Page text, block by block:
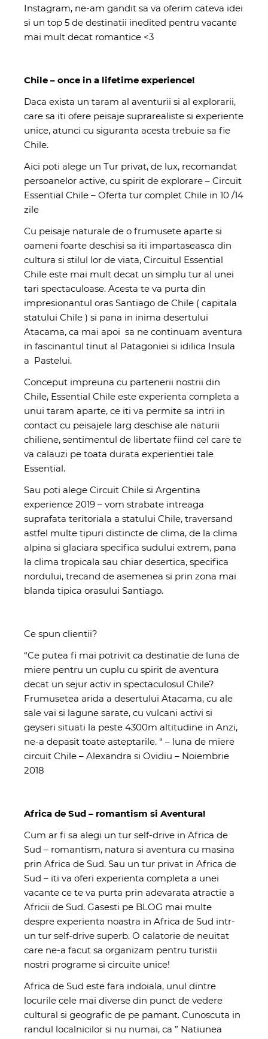
Instagram, ne-am gandit sa va oferim cateva idei
si un top 5 de destinatii inedited pentru vacante
mai mult decat romantice <3
Chile – once in a lifetime experience!
Daca exista un taram al aventurii si al explorarii,
care sa iti ofere peisaje suprarealiste si experiente
unice, atunci cu siguranta acesta trebuie sa fie
Chile.
Aici poti alege un Tur privat, de lux, recomandat
persoanelor active, cu spirit de explorare – Circuit
Essential Chile – Oferta tur complet Chile in 10 /14
zile
Cu peisaje naturale de o frumusete aparte si
oameni foarte deschisi sa iti impartaseasca din
cultura si stilul lor de viata, Circuitul Essential
Chile este mai mult decat un simplu tur al unei
tari spectaculoase. Acesta te va purta din
impresionantul oras Santiago de Chile ( capitala
statului Chile ) si pana in inima desertului
Atacama, ca mai apoi sa ne continuam aventura
in fascinantul tinut al Patagoniei si idilica Insula
a Pastelui.
Conceput impreuna cu partenerii nostrii din
Chile, Essential Chile este experienta completa a
unui taram aparte, ce iti va permite sa intri in
contact cu peisajele larg deschise ale naturii
chiliene, sentimentul de libertate fiind cel care te
va calauzi pe toata durata experientiei tale
Essential.
Sau poti alege Circuit Chile si Argentina
experience 2019 – vom strabate intreaga
suprafata teritoriala a statului Chile, traversand
astfel multe tipuri distincte de clima, de la clima
alpina si glaciara specifica sudului extrem, pana
la clima tropicala sau chiar desertica, specifica
nordului, trecand de asemenea si prin zona mai
blanda tipica orasului Santiago.
Ce spun clientii?
“Ce putea fi mai potrivit ca destinatie de luna de
miere pentru un cuplu cu spirit de aventura
decat un sejur activ in spectaculosul Chile?
Frumusetea arida a desertului Atacama, cu ale
sale vai si lagune sarate, cu vulcani activi si
geyseri situati la peste 4300m altitudine in Anzi,
ne-a depasit toate asteptarile. “ – luna de miere
circuit Chile – Alexandra si Ovidiu – Noiembrie
2018
Africa de Sud – romantism si Aventura!
Cum ar fi sa alegi un tur self-drive in Africa de
Sud – romantism, natura si aventura cu masina
prin Africa de Sud. Sau un tur privat in Africa de
Sud – iti va oferi experienta completa a unei
vacante ce te va purta prin adevarata atractie a
Africii de Sud. Gasesti pe BLOG mai multe
despre experienta noastra in Africa de Sud intr-
un tur self-drive superb. O calatorie de neuitat
care ne-a facut sa organizam pentru turistii
nostri programe si circuite unice!
Africa de Sud este fara indoiala, unul dintre
locurile cele mai diverse din punct de vedere
cultural si geografic de pe pamant. Cunoscuta in
randul localnicilor si nu numai, ca ” Natiunea